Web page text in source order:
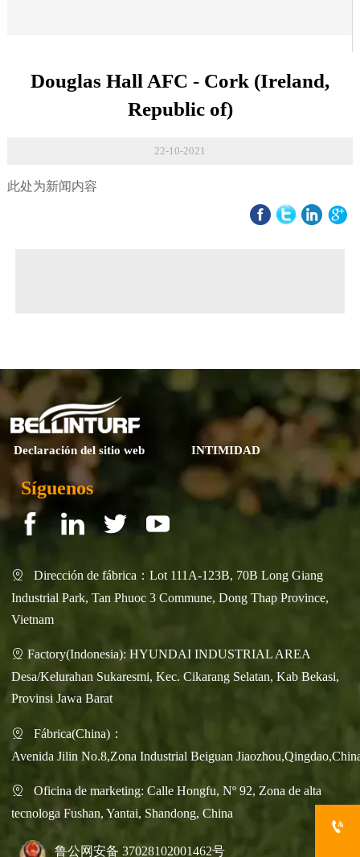
Douglas Hall AFC - Cork (Ireland,
Republic of)
22-10-2021
此处为新闻内容
Declaración del sitio web INTIMIDAD
Síguenos

Dirección de fábrica：Lot 111A-123B, 70B Long Giang
Industrial Park, Tan Phuoc 3 Commune, Dong Thap Province,
Vietnam
 Factory(Indonesia): HYUNDAI INDUSTRIAL AREA
Desa/Kelurahan Sukaresmi, Kec. Cikarang Selatan, Kab Bekasi,
Provinsi Jawa Barat

Fábrica(China)：
Avenida Jilin No.8,Zona Industrial Beiguan

Oficina de marketing: Calle Hongfu, Nº 92, Zona de alta
tecnologa Fushan, Yantai, Shandong, China
鲁公网安备 37028102001462号
